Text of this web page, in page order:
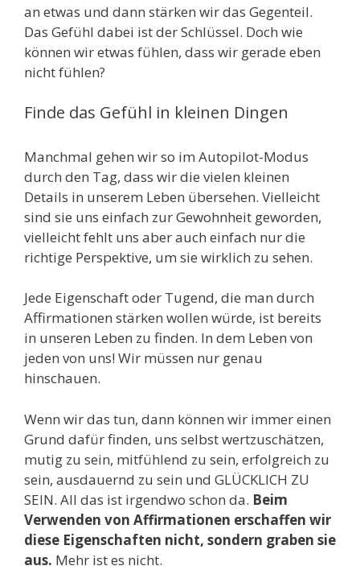
an etwas und dann stärken wir das Gegenteil.
Das Gefühl dabei ist der Schlüssel. Doch wie
können wir etwas fühlen, dass wir gerade eben
nicht fühlen?
Finde das Gefühl in kleinen Dingen
Manchmal gehen wir so im Autopilot-Modus
durch den Tag, dass wir die vielen kleinen
Details in unserem Leben übersehen. Vielleicht
sind sie uns einfach zur Gewohnheit geworden,
vielleicht fehlt uns aber auch einfach nur die
richtige Perspektive, um sie wirklich zu sehen.
Jede Eigenschaft oder Tugend, die man durch
Affirmationen stärken wollen würde, ist bereits
in unseren Leben zu finden. In dem Leben von
jeden von uns! Wir müssen nur genau
hinschauen.
Wenn wir das tun, dann können wir immer einen
Grund dafür finden, uns selbst wertzuschätzen,
mutig zu sein, mitfühlend zu sein, erfolgreich zu
sein, ausdauernd zu sein und GLÜCKLICH ZU
SEIN. All das ist irgendwo schon da. Beim
Verwenden von Affirmationen erschaffen wir
diese Eigenschaften nicht, sondern graben sie
aus. Mehr ist es nicht.